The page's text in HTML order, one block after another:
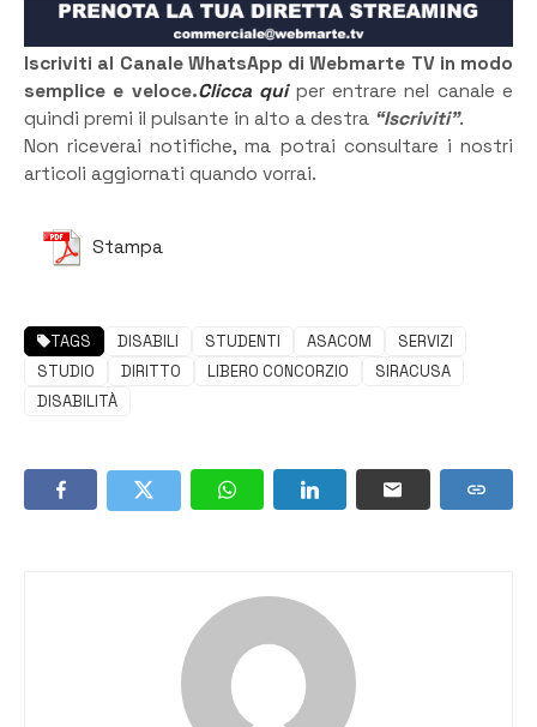
Iscriviti al Canale WhatsApp di Webmarte TV in modo
semplice e veloce.Clicca quiper entrare nel canale e
quindi premi il pulsante in alto a destra “Iscriviti”.
Non riceverai notifiche, ma potrai consultare i nostri
articoli aggiornati quando vorrai.
Stampa
TAGS DISABILI STUDENTI ASACOM
SERVIZI
STUDIO
DIRITTO LIBERO CONCORZIO
SIRACUSA
DISABILITÀ